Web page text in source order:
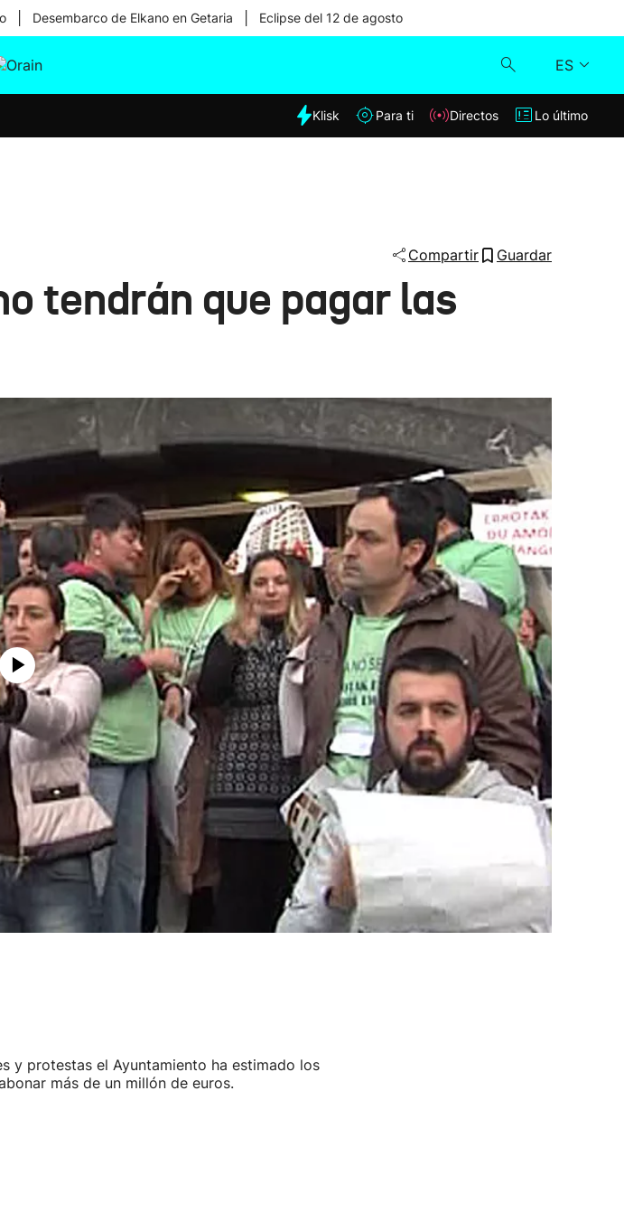
Desembarco de Elkano en Getaria Eclipse del 12 de agosto
ES
Klisk
Klisk Para ti Directos Lo último
Compartir Guardar
tendrán que pagar las
y protestas el Ayuntamiento ha estimado los
más de un millón de euros.